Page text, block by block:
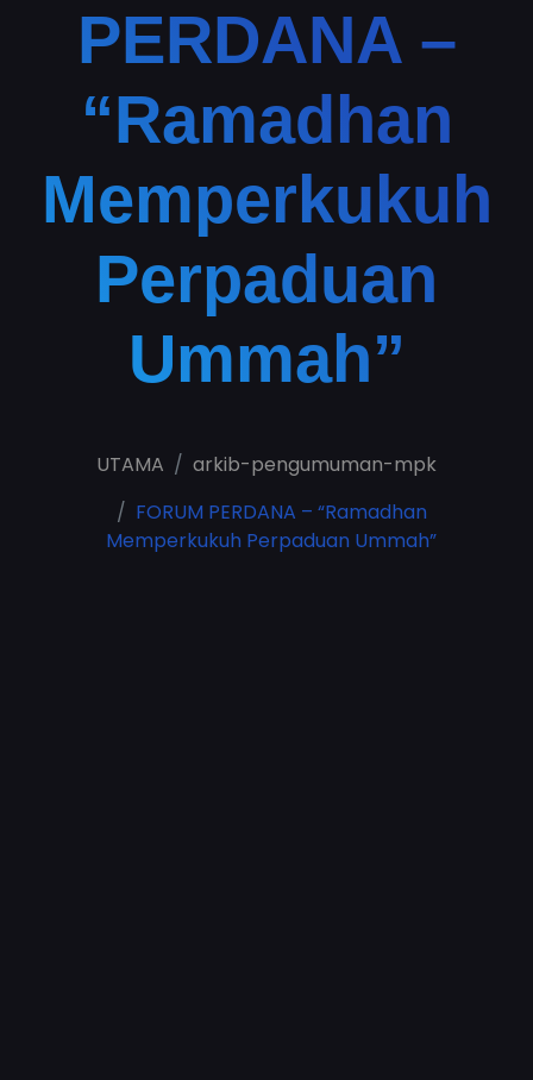
PERDANA –
“Ramadhan
Memperkukuh
Perpaduan
Ummah”
UTAMA
arkib-pengumuman-mpk
FORUM PERDANA – “Ramadhan
Memperkukuh Perpaduan Ummah”